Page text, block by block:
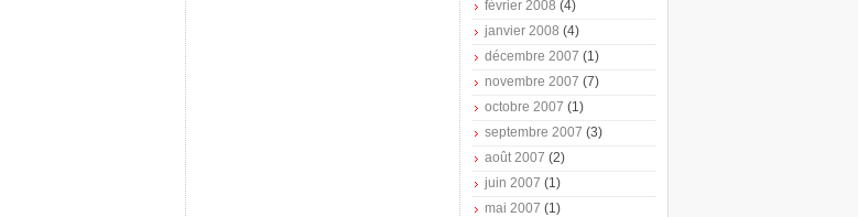
février 2008 (4)
janvier 2008 (4)
décembre 2007 (1)
novembre 2007 (7)
octobre 2007 (1)
septembre 2007 (3)
août 2007 (2)
juin 2007 (1)
mai 2007 (1)